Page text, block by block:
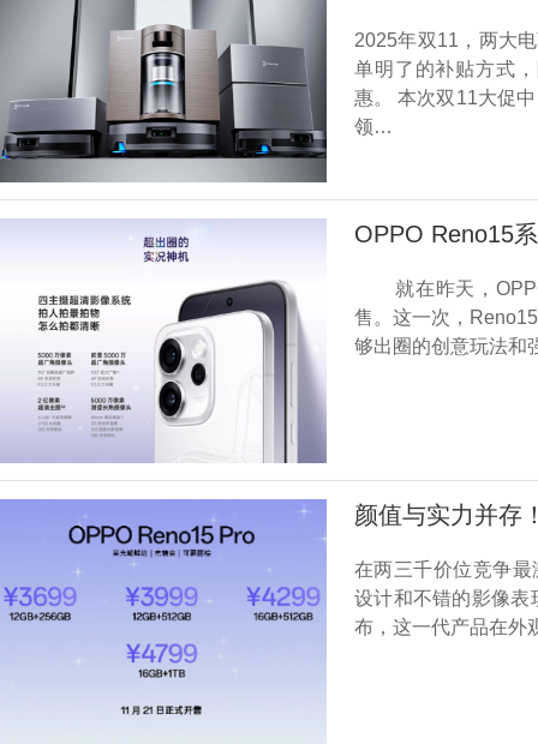
2025年双11，两大
单明了的补贴方式
惠。 本次双11大促
领…
OPPO Reno15
就在昨天，
售。这一次，
够出圈的创意玩法和
颜值与实力并存
在两三千价位竞争
设计和不错的影像表
布，这一代产品在外